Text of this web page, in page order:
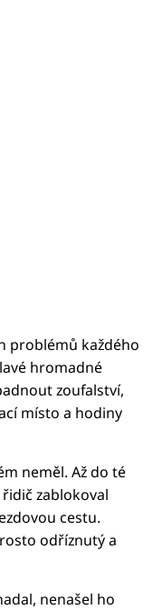
problémů každého
hromadné
zoufalství,
místo a hodiny
neměl. Až do té
zablokoval
cestu.
odříznutý a
nenašel ho